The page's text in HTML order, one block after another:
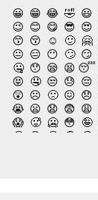
😀 😁 😂 🤣 😃
😉 😊 😋 😎 😍
😙 😚 ☺️ 🙂 🤗
😐 😑 😶 🙄 😏
🤐 😯 😪 😫 😴
😝 🤤 😒 😓 😔
😲 ☹️ 🙁 😖 😞
😭 😦 😧 😨 😩
😱 🥵 🥶 😳 🤪
🤬
😷 🤒 🤕 🤢